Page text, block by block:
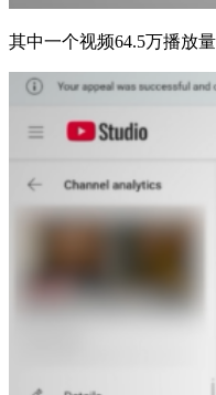
其中一个视频64.5万播放